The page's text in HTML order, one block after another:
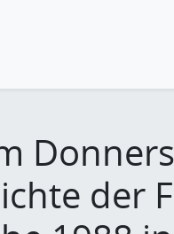
der